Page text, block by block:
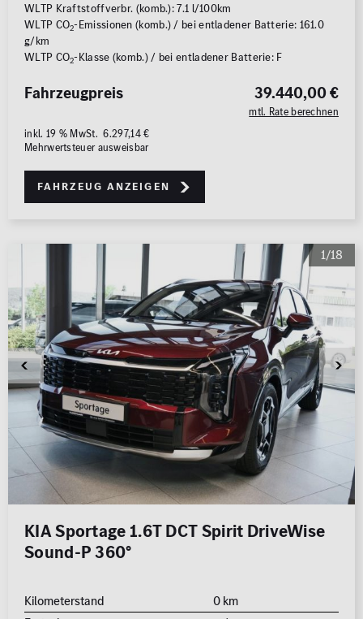
WLTP Kraftstoffverbr. (komb.): 7.1 l/100km
WLTP CO2-Emissionen (komb.) / bei entladener Batterie: 161.0
g/km
WLTP CO2-Klasse (komb.) / bei entladener Batterie: F
39.440,00 €
mtl. Rate berechnen
Fahrzeugpreis
inkl. 19 % MwSt. 6.297,14 €
Mehrwertsteuer ausweisbar
Fahrzeug anzeigen
1/18
KIA Sportage 1.6T DCT Spirit DriveWise
Sound-P 360°
Kilometerstand
0 km